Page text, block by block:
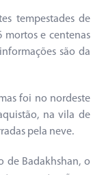
tempestades de
mortos e centenas
são da
foi no nordeste
na vila de
pela neve.
de Badakhshan, o